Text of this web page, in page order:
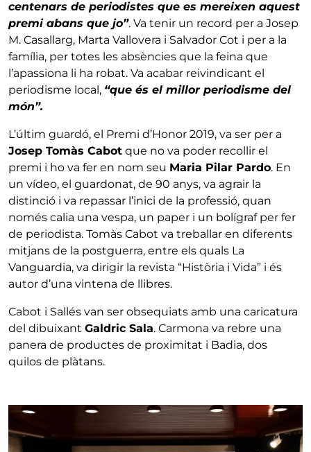
centenars de periodistes que es mereixen aquest
premi abans que jo”. Va tenir un record per a Josep
M. Casallarg, Marta Vallovera i Salvador Cot i per a la
família, per totes les absències que la feina que
l’apassiona li ha robat. Va acabar reivindicant el
periodisme local, “que és el millor periodisme del
món”.
L’últim guardó, el Premi d’Honor 2019, va ser per a
Josep Tomàs Cabot que no va poder recollir el
premi i ho va fer en nom seu Maria Pilar Pardo. En
un vídeo, el guardonat, de 90 anys, va agrair la
distinció i va repassar l’inici de la professió, quan
només calia una vespa, un paper i un bolígraf per fer
de periodista. Tomàs Cabot va treballar en diferents
mitjans de la postguerra, entre els quals La
Vanguardia, va dirigir la revista “Història i Vida” i és
autor d’una vintena de llibres.
Cabot i Sallés van ser obsequiats amb una caricatura
del dibuixant Galdric Sala. Carmona va rebre una
panera de productes de proximitat i Badia, dos
quilos de plàtans.